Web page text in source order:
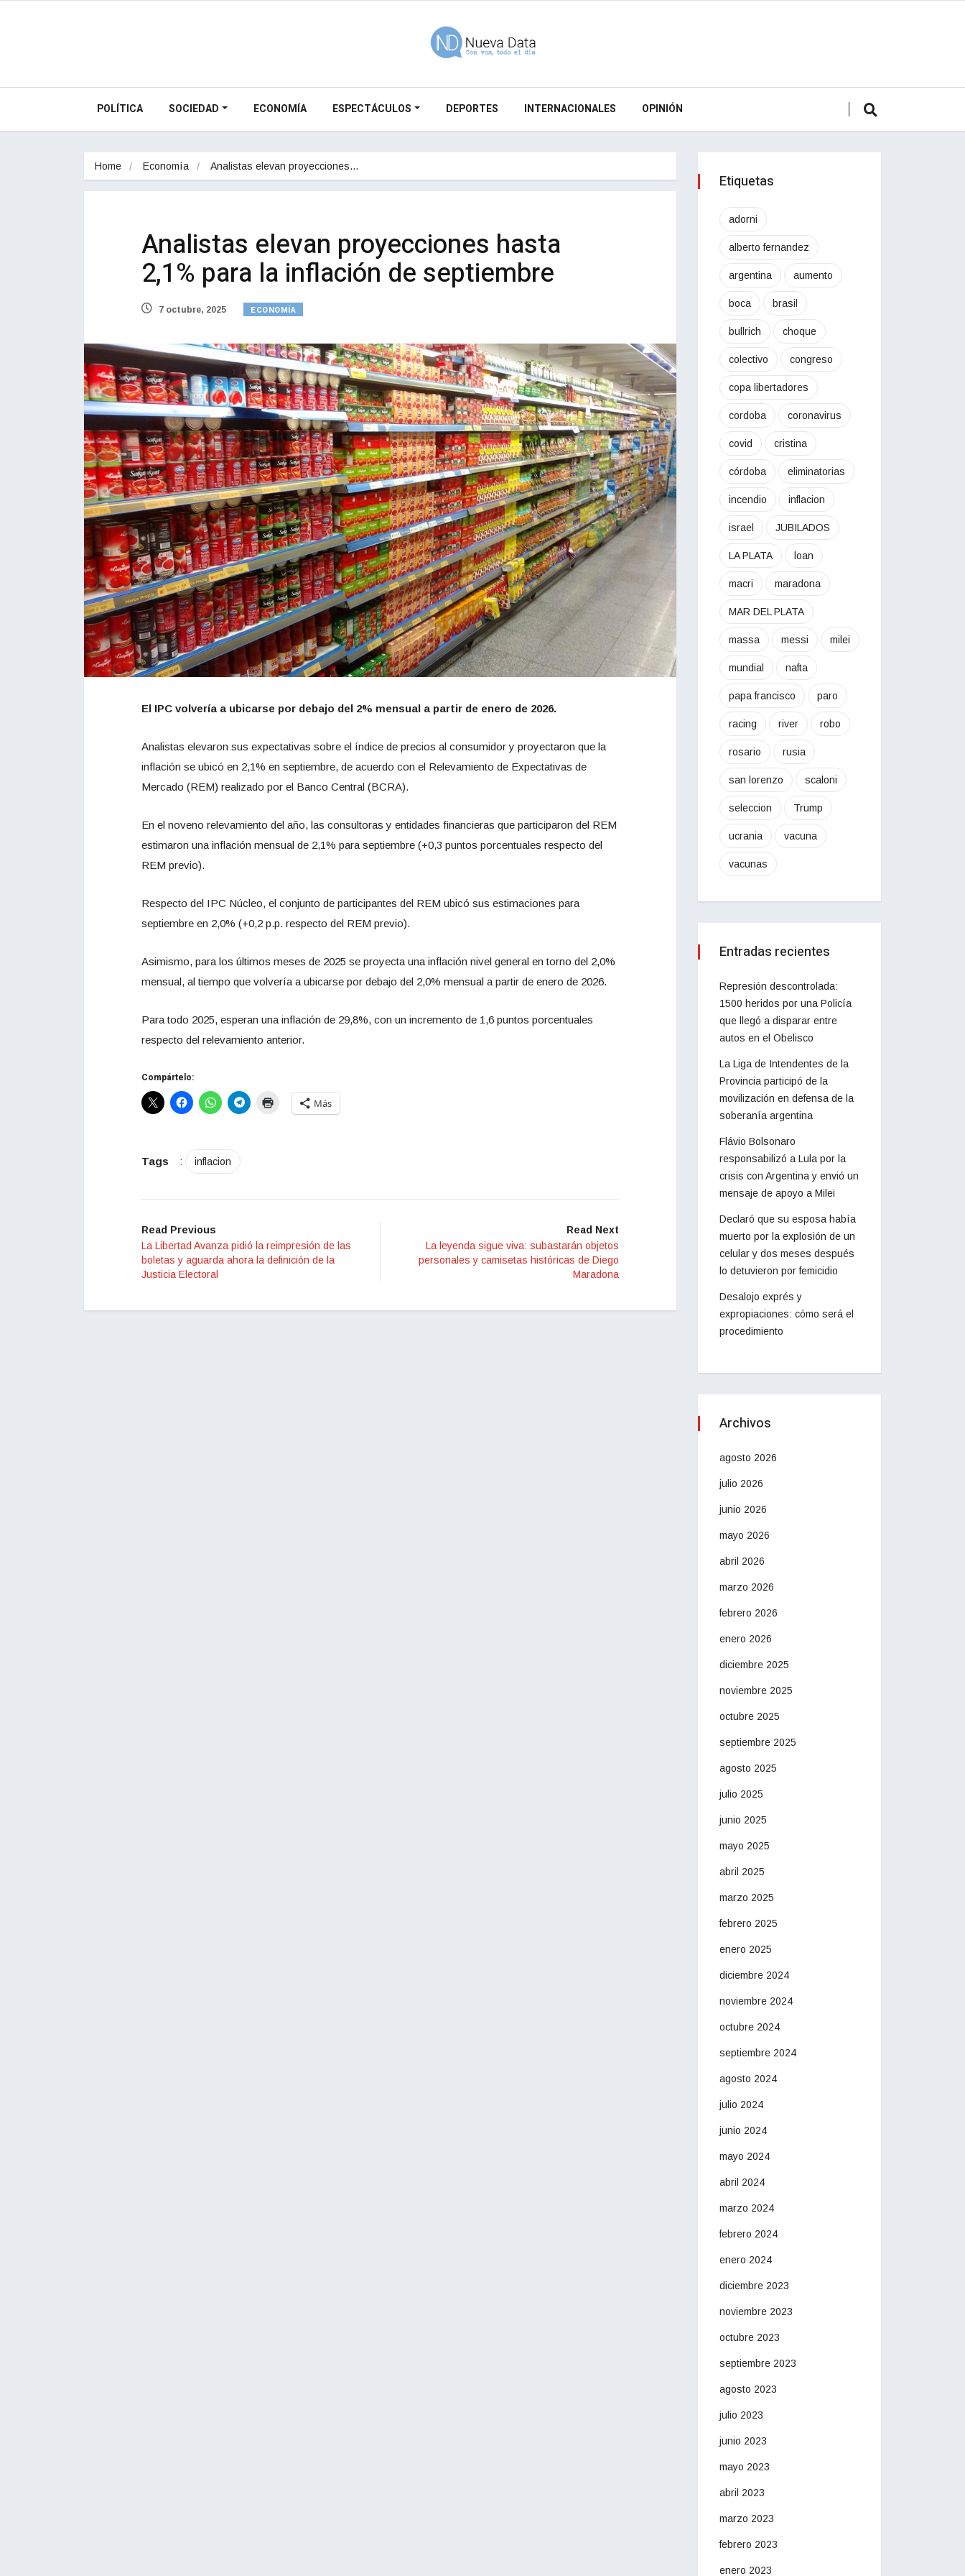
POLÍTICA SOCIEDAD ECONOMÍA ESPECTÁCULOS DEPORTES INTERNACIONALES OPINIÓN
Home Economía Analistas elevan proyecciones…
Analistas elevan proyecciones hasta
2,1% para la inflación de septiembre
7 octubre, 2025 ECONOMÍA
El IPC volvería a ubicarse por debajo del 2% mensual a partir de enero de 2026.
Analistas elevaron sus expectativas sobre el índice de precios al consumidor y proyectaron que la
inflación se ubicó en 2,1% en septiembre, de acuerdo con el Relevamiento de Expectativas de
Mercado (REM) realizado por el Banco Central (BCRA).
En el noveno relevamiento del año, las consultoras y entidades financieras que participaron del REM
estimaron una inflación mensual de 2,1% para septiembre (+0,3 puntos porcentuales respecto del
REM previo).
Respecto del IPC Núcleo, el conjunto de participantes del REM ubicó sus estimaciones para
septiembre en 2,0% (+0,2 p.p. respecto del REM previo).
Asimismo, para los últimos meses de 2025 se proyecta una inflación nivel general en torno del 2,0%
mensual, al tiempo que volvería a ubicarse por debajo del 2,0% mensual a partir de enero de 2026.
Para todo 2025, esperan una inflación de 29,8%, con un incremento de 1,6 puntos porcentuales
respecto del relevamiento anterior.
Compártelo:
Más
Tags : inflacion
Read Previous
La Libertad Avanza pidió la reimpresión de las
boletas y aguarda ahora la definición de la
Justicia Electoral
Read Next
La leyenda sigue viva: subastarán objetos
personales y camisetas históricas de Diego
Maradona
Etiquetas
adorni
alberto fernandez
argentina aumento
boca brasil
bullrich choque
colectivo congreso
copa libertadores
cordoba coronavirus
covid cristina
córdoba eliminatorias
incendio inflacion
israel JUBILADOS
LA PLATA loan
macri maradona
MAR DEL PLATA
massa messi milei
mundial nafta
papa francisco paro
racing river robo
rosario rusia
san lorenzo scaloni
seleccion Trump
ucrania vacuna
vacunas
Entradas recientes
Represión descontrolada:
1500 heridos por una Policía
que llegó a disparar entre
autos en el Obelisco
La Liga de Intendentes de la
Provincia participó de la
movilización en defensa de la
soberanía argentina
Flávio Bolsonaro
responsabilizó a Lula por la
crisis con Argentina y envió un
mensaje de apoyo a Milei
Declaró que su esposa había
muerto por la explosión de un
celular y dos meses después
lo detuvieron por femicidio
Desalojo exprés y
expropiaciones: cómo será el
procedimiento
Archivos
agosto 2026
julio 2026
junio 2026
mayo 2026
abril 2026
marzo 2026
febrero 2026
enero 2026
diciembre 2025
noviembre 2025
octubre 2025
septiembre 2025
agosto 2025
julio 2025
junio 2025
mayo 2025
abril 2025
marzo 2025
febrero 2025
enero 2025
diciembre 2024
noviembre 2024
octubre 2024
septiembre 2024
agosto 2024
julio 2024
junio 2024
mayo 2024
abril 2024
marzo 2024
febrero 2024
enero 2024
diciembre 2023
noviembre 2023
octubre 2023
septiembre 2023
agosto 2023
julio 2023
junio 2023
mayo 2023
abril 2023
marzo 2023
febrero 2023
enero 2023